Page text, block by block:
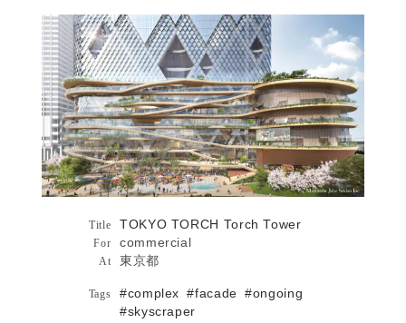
した永山祐子氏設計の「JINS PARK前
橋」[BUNGA NET]
たくさんの建築家とショップをつくって
きました [BRUTUS特別編集 田中仁特
集]
TECTURE MAG 2022年4月15日
...more
TOKYO TORCH Torch Tower
Architecture
Title TOKYO TORCH Torch Tower
For commercial
At 東京都
Publications
T Japan 2022年3月8日
ITmedia ビジネスオンライン 2021年6月
Tags #complex #facade
#ongoing
#skyscraper
TOKYO TORCH Torch Tower詳細へ